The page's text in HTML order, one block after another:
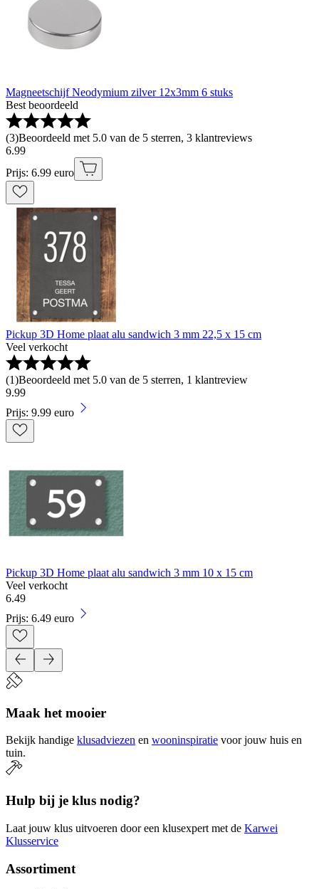
Magneetschijf Neodymium zilver 12x3mm 6 stuks
Best beoordeeld
(3)Beoordeeld met 5.0 van de 5 sterren, 3 klantreviews
6.99
Prijs: 6.99 euro
Pickup 3D Home plaat alu sandwich 3 mm 22,5 x 15 cm
Veel verkocht
(1)Beoordeeld met 5.0 van de 5 sterren, 1 klantreview
9.99
Prijs: 9.99 euro
Pickup 3D Home plaat alu sandwich 3 mm 10 x 15 cm
Veel verkocht
6.49
Prijs: 6.49 euro
Maak het mooier
Bekijk handige klusadviezen en wooninspiratie voor jouw huis en
tuin.
Hulp bij je klus nodig?
Laat jouw klus uitvoeren door een klusexpert met de Karwei
Klusservice
Assortiment